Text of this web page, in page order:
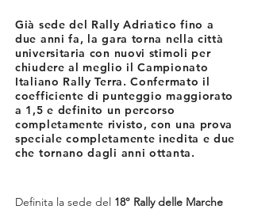
Già sede del Rally Adriatico fino a
due anni fa, la gara torna nella città
universitaria con nuovi stimoli per
chiudere al meglio il Campionato
Italiano Rally Terra. Confermato il
coefficiente di punteggio maggiorato
a 1,5 e definito un percorso
completamente rivisto, con una prova
speciale completamente inedita e due
che tornano dagli anni ottanta.
Definita la sede del 18° Rally delle Marche